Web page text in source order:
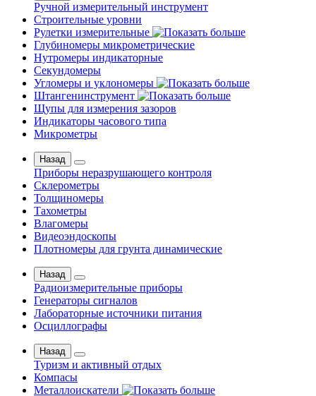
Ручной измерительный инструмент
Строительные уровни
Рулетки измерительные
Глубиномеры микрометрические
Нутромеры индикаторные
Секундомеры
Угломеры и уклономеры
Штангенинструмент
Щупы для измерения зазоров
Индикаторы часового типа
Микрометры
Назад
Приборы неразрушающего контроля
Склерометры
Толщиномеры
Тахометры
Влагомеры
Видеоэндоскопы
Плотномеры для грунта динамические
Назад
Радиоизмерительные приборы
Генераторы сигналов
Лабораторные источники питания
Осциллографы
Назад
Туризм и активный отдых
Компасы
Металлоискатели